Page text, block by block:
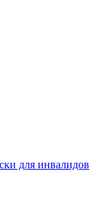
для инвалидов